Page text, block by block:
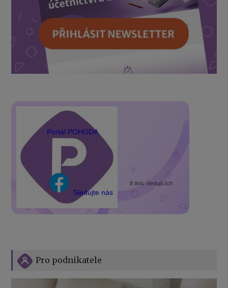
Portál POHODA
Sledujte nás
8 tisíc sledujících
Pro podnikatele